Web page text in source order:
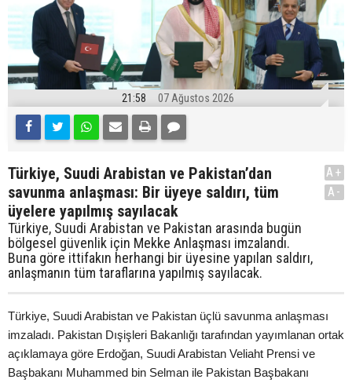
21:58 07 Ağustos 2026
Türkiye, Suudi Arabistan ve Pakistan’dan
savunma anlaşması: Bir üyeye saldırı, tüm
üyelere yapılmış sayılacak
Türkiye, Suudi Arabistan ve Pakistan arasında bugün
bölgesel güvenlik için Mekke Anlaşması imzalandı.
Buna göre ittifakın herhangi bir üyesine yapılan saldırı,
anlaşmanın tüm taraflarına yapılmış sayılacak.
A+
A-
Türkiye, Suudi Arabistan ve Pakistan üçlü savunma anlaşması
imzaladı. Pakistan Dışişleri Bakanlığı tarafından yayımlanan ortak
açıklamaya göre Erdoğan, Suudi Arabistan Veliaht Prensi ve
Başbakanı Muhammed bin Selman ile Pakistan Başbakanı